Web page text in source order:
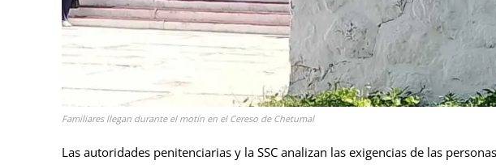
Familiares llegan durante el motín en el Cereso de Chetumal
Las autoridades penitenciarias y la SSC analizan las exigencias de las